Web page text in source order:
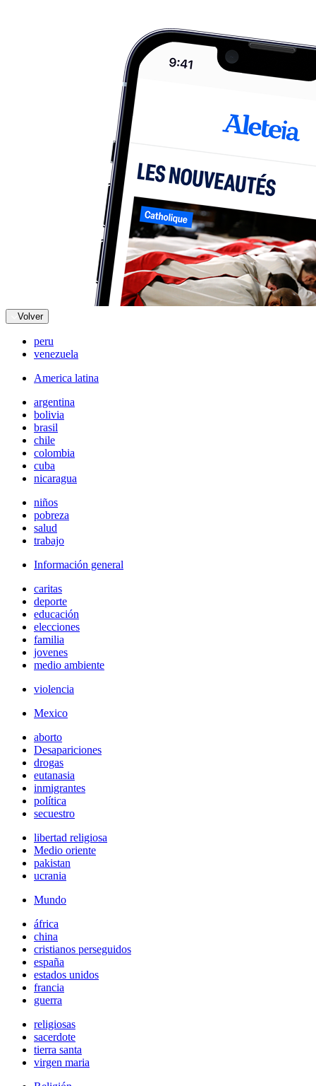
Volver
peru
venezuela
America latina
argentina
bolivia
brasil
chile
colombia
cuba
nicaragua
niños
pobreza
salud
trabajo
Información general
caritas
deporte
educación
elecciones
familia
jovenes
medio ambiente
violencia
Mexico
aborto
Desapariciones
drogas
eutanasia
inmigrantes
política
secuestro
libertad religiosa
Medio oriente
pakistan
ucrania
Mundo
áfrica
china
cristianos perseguidos
españa
estados unidos
francia
guerra
religiosas
sacerdote
tierra santa
virgen maria